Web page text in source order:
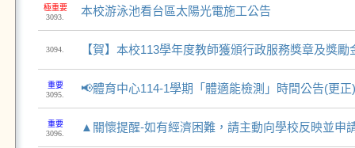
極重要
3093.
本校游泳池看台區太陽光電施工公告
3094. 【賀】本校113學年度教師獲頒行政服務獎章及獎勵
重要
3095.
📢體育中心114-1學期「體適能檢測」時間公告(更正)
重要
3096.
▲關懷提醒-如有經濟困難，請主動向學校反映並申